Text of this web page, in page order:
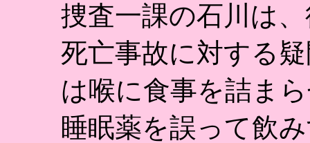
捜査一課の石川は
死亡事故に対する
は喉に食事を詰ま
睡眠薬を誤って飲